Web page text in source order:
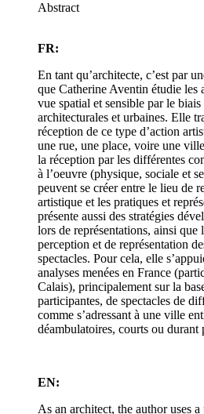
Abstract
FR:
En tant qu’architecte, c’est par
que Catherine Aventin étudie les
vue spatial et sensible par le biais
architecturales et urbaines. Elle
réception de ce type d’action
une rue, une place, voire une
la réception par les différentes
à l’oeuvre (physique, sociale et
peuvent se créer entre le lieu de
artistique et les pratiques et
présente aussi des stratégies
lors de représentations, ainsi que
perception et de représentation
spectacles. Pour cela, elle
analyses menées en France
Calais), principalement sur la
participantes, de spectacles de
comme s’adressant à une ville
déambulatoires, courts ou durant
EN:
As an architect, the author uses